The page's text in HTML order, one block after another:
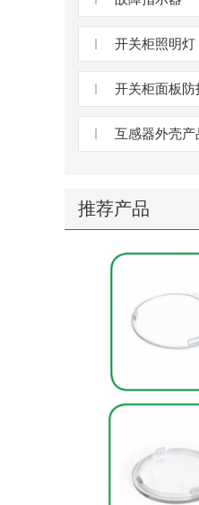
开关柜照明灯
开关柜面板防
互感器外壳产
推荐产品